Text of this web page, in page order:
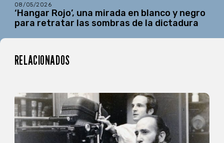
08/05/2026
‘Hangar Rojo’, una mirada en blanco y negro
para retratar las sombras de la dictadura
RELACIONADOS